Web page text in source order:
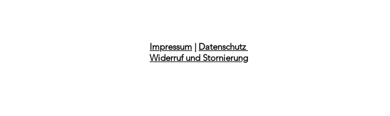
Impressum | Datenschutz
Widerruf und Stornierung